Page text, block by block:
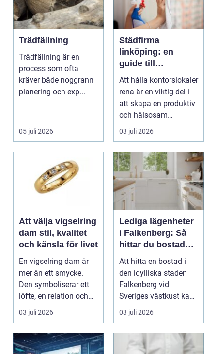
Trädfällning
Trädfällning är en
process som ofta
kräver både noggrann
planering och exp...
05 juli 2026
Städfirma
linköping: en
guide till
professionell
städning
Att hålla kontorslokaler
rena är en viktig del i
att skapa en produktiv
och hälsosam
arbetsmiljö. En...
03 juli 2026
Att välja vigselring
dam stil, kvalitet
och känsla för livet
En vigselring dam är
mer än ett smycke.
Den symboliserar ett
löfte, en relation och
en gemensam fram...
03 juli 2026
Lediga lägenheter
i Falkenberg: Så
hittar du bostaden
för dig
Att hitta en bostad i
den idylliska staden
Falkenberg vid
Sveriges västkust kan
vara både...
03 juli 2026